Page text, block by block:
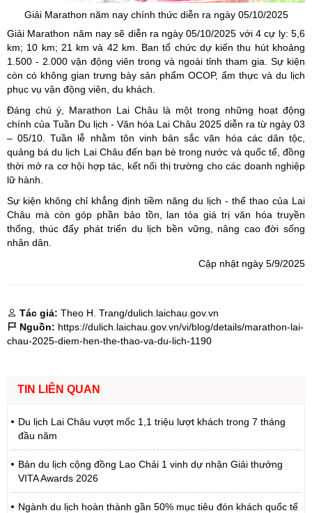
Giải Marathon năm nay chính thức diễn ra ngày 05/10/2025
Giải Marathon năm nay sẽ diễn ra ngày 05/10/2025 với 4 cự ly: 5,6
km; 10 km; 21 km và 42 km. Ban tổ chức dự kiến thu hút khoảng
1.500 - 2.000 vận động viên trong và ngoài tỉnh tham gia. Sự kiện
còn có không gian trưng bày sản phẩm OCOP, ẩm thực và du lịch
phục vụ vận động viên, du khách.
Đáng chú ý, Marathon Lai Châu là một trong những hoạt động
chính của Tuần Du lịch - Văn hóa Lai Châu 2025 diễn ra từ ngày 03
– 05/10. Tuần lễ nhằm tôn vinh bản sắc văn hóa các dân tộc,
quảng bá du lịch Lai Châu đến bạn bè trong nước và quốc tế, đồng
thời mở ra cơ hội hợp tác, kết nối thị trường cho các doanh nghiệp
lữ hành.
Sự kiện không chỉ khẳng định tiềm năng du lịch - thể thao của Lai
Châu mà còn góp phần bảo tồn, lan tỏa giá trị văn hóa truyền
thống, thúc đẩy phát triển du lịch bền vững, nâng cao đời sống
nhân dân.
Cập nhật ngày 5/9/2025
Tác giả: Theo H. Trang/dulich.laichau.gov.vn
Nguồn: https://dulich.laichau.gov.vn/vi/blog/details/marathon-lai-
chau-2025-diem-hen-the-thao-va-du-lich-1190
TIN LIÊN QUAN
Du lịch Lai Châu vượt mốc 1,1 triệu lượt khách trong 7 tháng
đầu năm
Bản du lịch cộng đồng Lao Chải 1 vinh dự nhận Giải thưởng
VITA Awards 2026
Ngành du lịch hoàn thành gần 50% mục tiêu đón khách quốc tế